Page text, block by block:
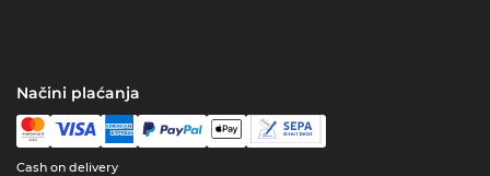
Načini plaćanja
Cash on delivery